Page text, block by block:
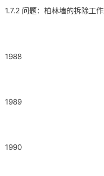
1.7.2 问题：柏林墙的拆除工
1988
1989
1990